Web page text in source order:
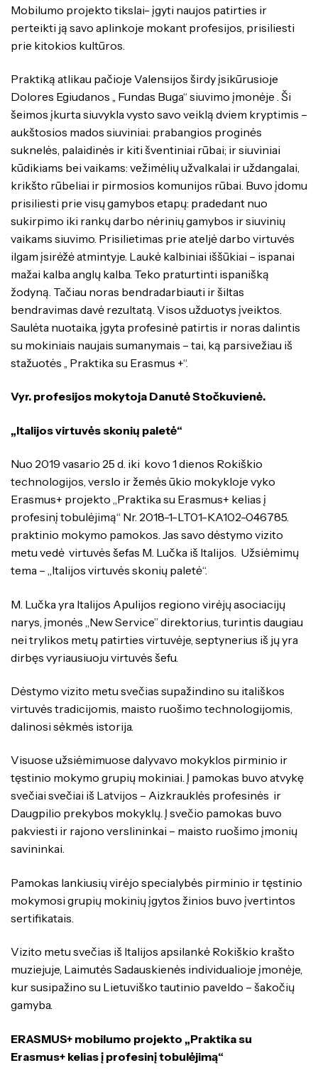
Mobilumo projekto tikslai- įgyti naujos patirties ir
perteikti ją savo aplinkoje mokant profesijos, prisiliesti
prie kitokios kultūros.
Praktiką atlikau pačioje Valensijos širdy įsikūrusioje
Dolores Egiudanos ,, Fundas Buga“ siuvimo įmonėje . Ši
šeimos įkurta siuvykla vysto savo veiklą dviem kryptimis –
aukštosios mados siuviniai: prabangios proginės
suknelės, palaidinės ir kiti šventiniai rūbai; ir siuviniai
kūdikiams bei vaikams: vežimėlių užvalkalai ir uždangalai,
krikšto rūbeliai ir pirmosios komunijos rūbai. Buvo įdomu
prisiliesti prie visų gamybos etapų: pradedant nuo
sukirpimo iki rankų darbo nėrinių gamybos ir siuvinių
vaikams siuvimo. Prisilietimas prie ateljė darbo virtuvės
ilgam įsirėžė atmintyje. Laukė kalbiniai iššūkiai – ispanai
mažai kalba anglų kalba. Teko praturtinti ispanišką
žodyną. Tačiau noras bendradarbiauti ir šiltas
bendravimas davė rezultatą. Visos užduotys įveiktos.
Saulėta nuotaika, įgyta profesinė patirtis ir noras dalintis
su mokiniais naujais sumanymais – tai, ką parsivežiau iš
stažuotės ,, Praktika su Erasmus +“.
Vyr. profesijos mokytoja Danutė Stočkuvienė.
„Italijos virtuvės skonių paletė“
Nuo 2019 vasario 25 d. iki kovo 1 dienos Rokiškio
technologijos, verslo ir žemės ūkio mokykloje vyko
Erasmus+ projekto „Praktika su Erasmus+ kelias į
profesinį tobulėjimą“ Nr. 2018-1-LT01-KA102-046785.
praktinio mokymo pamokos. Jas savo dėstymo vizito
metu vedė virtuvės šefas M. Lučka iš Italijos. Užsiėmimų
tema – „Italijos virtuvės skonių paletė“.
M. Lučka yra Italijos Apulijos regiono virėjų asociacijų
narys, įmonės „New Service” direktorius, turintis daugiau
nei trylikos metų patirties virtuvėje, septynerius iš jų yra
dirbęs vyriausiuoju virtuvės šefu.
Dėstymo vizito metu svečias supažindino su itališkos
virtuvės tradicijomis, maisto ruošimo technologijomis,
dalinosi sėkmės istorija.
Visuose užsiėmimuose dalyvavo mokyklos pirminio ir
tęstinio mokymo grupių mokiniai. Į pamokas buvo atvykę
svečiai svečiai iš Latvijos – Aizkrauklės profesinės ir
Daugpilio prekybos mokyklų. Į svečio pamokas buvo
pakviesti ir rajono verslininkai – maisto ruošimo įmonių
savininkai.
Pamokas lankiusių virėjo specialybės pirminio ir tęstinio
mokymosi grupių mokinių įgytos žinios buvo įvertintos
sertifikatais.
Vizito metu svečias iš Italijos apsilankė Rokiškio krašto
muziejuje, Laimutės Sadauskienės individualioje įmonėje,
kur susipažino su Lietuviško tautinio paveldo – šakočių
gamyba.
ERASMUS+ mobilumo projekto „Praktika su
Erasmus+ kelias į profesinį tobulėjimą“